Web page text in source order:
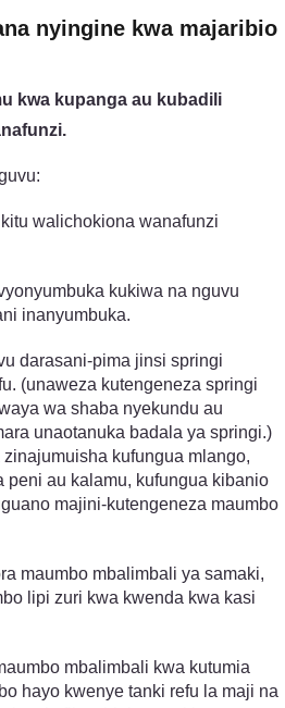
nyingine kwa majaribio
kwa kupanga au kubadili
walichokiona wanafunzi
kukiwa na nguvu
inanyumbuka.
darasani-pima jinsi springi
(unaweza kutengeneza springi
wa shaba nyekundu au
unaotanuka badala ya springi.)
kufungua mlango,
peni au kalamu, kufungua kibanio
majini-kutengeneza maumbo
maumbo mbalimbali ya samaki,
lipi zuri kwa kwenda kwa kasi
mbalimbali kwa kutumia
hayo kwenye tanki refu la maji na